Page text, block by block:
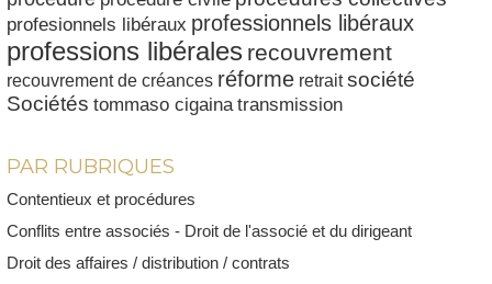
profesionnels libéraux professionnels libéraux
professions libérales recouvrement
recouvrement de créances réforme retrait société
Sociétés tommaso cigaina transmission
PAR RUBRIQUES
Contentieux et procédures
Conflits entre associés - Droit de l'associé et du dirigeant
Droit des affaires / distribution / contrats